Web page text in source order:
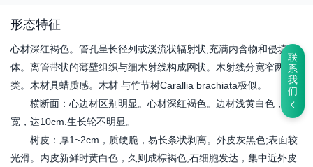
联
系
我
们
形态特征
心材深红褐色。管孔呈长径列或溪流状辐射状;充满内含物和侵填
体。离管带状的薄壁组织与细木射线构成网状。木射线分宽窄两
类。木材具蜡质感。木材 与竹节树Carallia brachiata极似。
横断面：心边材区别明显。心材深红褐色。边材浅黄白色，很
宽，达10cm.生长轮不明显。
树皮：厚1~2cm，质硬脆，易长条状剥离。外皮灰黑色;表面较
光滑。内皮新鲜时黄白色，久则成棕褐色;石细胞发达，集中近外皮